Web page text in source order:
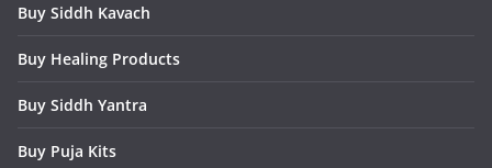
Buy Siddh Kavach
Buy Healing Products
Buy Siddh Yantra
Buy Puja Kits